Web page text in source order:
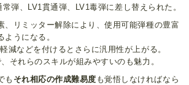
弾、LV1貫通弾、LV1毒弾に差し替えられた。
、リミッター解除により、使用可能弾種の豊富
ようになる。
減などを付けるとさらに汎用性が上がる。
それらのスキルが組みやすいのも魅力。
も それ相応の作成難易度 も覚悟しなければなら